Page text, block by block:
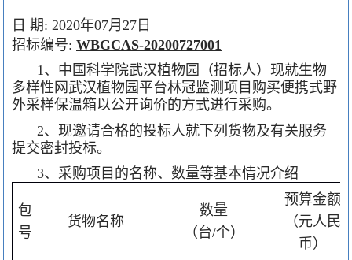
日 期: 2020年07月 27日
招标编号: WBGCAS-20200727001
1、中国科学院武汉植物园（招标人）现就生物
多样性网武汉植物园平台林冠监测项目购买便携式野
外采样保温箱以公开询价的方式进行采购。
2、现邀请合格的投标人就下列货物及有关服务
提交密封投标。
3、采购项目的名称、数量等基本情况介绍
包
号
货物名称
数量
（台/个）
预算金额
（元人民
币）